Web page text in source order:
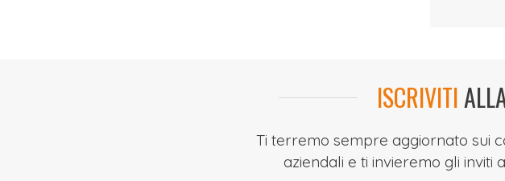
ISCRIVITI
Ti terremo sempre aggiornato sui
aziendali e ti invieremo gli inviti